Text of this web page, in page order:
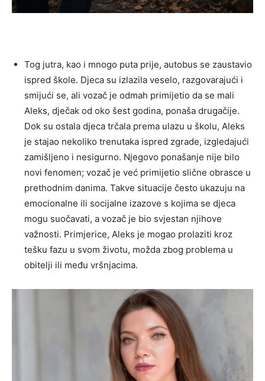
Tog jutra, kao i mnogo puta prije, autobus se zaustavio
ispred škole. Djeca su izlazila veselo, razgovarajući i
smijući se, ali vozač je odmah primijetio da se mali
Aleks, dječak od oko šest godina, ponaša drugačije.
Dok su ostala djeca trčala prema ulazu u školu, Aleks
je stajao nekoliko trenutaka ispred zgrade, izgledajući
zamišljeno i nesigurno. Njegovo ponašanje nije bilo
novi fenomen; vozač je već primijetio slične obrasce u
prethodnim danima. Takve situacije često ukazuju na
emocionalne ili socijalne izazove s kojima se djeca
mogu suočavati, a vozač je bio svjestan njihove
važnosti. Primjerice, Aleks je mogao prolaziti kroz
tešku fazu u svom životu, možda zbog problema u
obitelji ili među vršnjacima.